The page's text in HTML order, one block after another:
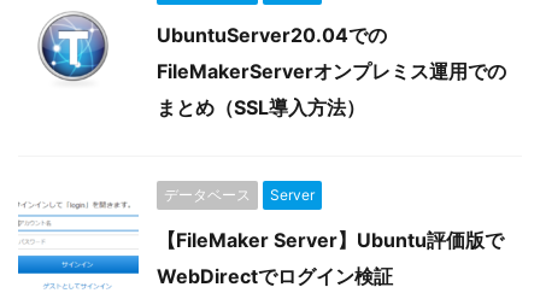
UbuntuServer20.04での
FileMakerServerオンプレミス運用での
まとめ（SSL導入方法）
データベース Server
【FileMaker Server】Ubuntu評価版で
WebDirectでログイン検証